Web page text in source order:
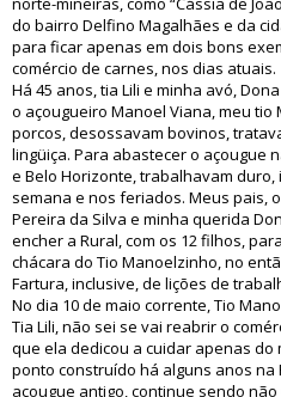
do bairro Delfino Magalhães e da
para ficar apenas em dois bons
comércio de carnes, nos dias atuais.
Há 45 anos, tia Lili e minha avó,
o açougueiro Manoel Viana, meu
porcos, desossavam bovinos,
lingüiça. Para abastecer o açougue
e Belo Horizonte, trabalhavam
semana e nos feriados. Meus pais,
Pereira da Silva e minha querida
encher a Rural, com os 12 filhos,
chácara do Tio Manoelzinho, no
Fartura, inclusive, de lições de
No dia 10 de maio corrente, Tio
Tia Lili, não sei se vai reabrir o
que ela dedicou a cuidar apenas do
ponto construído há alguns anos na
açougue antigo, continue sendo